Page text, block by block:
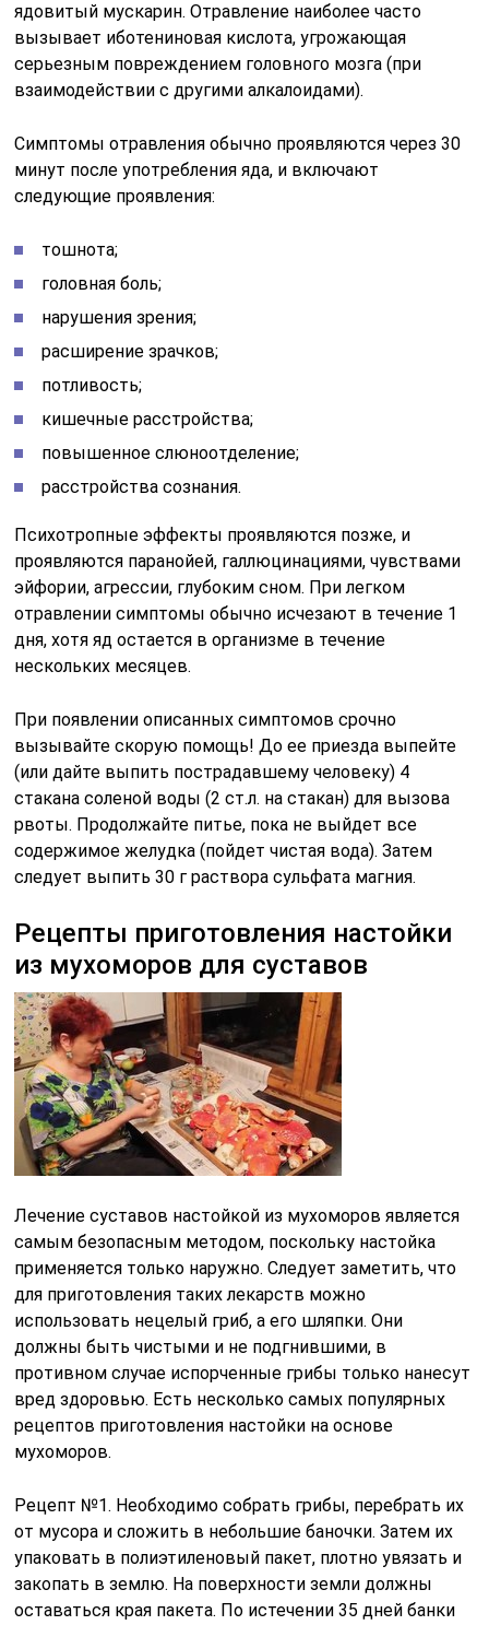
ядовитый мускарин. Отравление наиболее часто
вызывает иботениновая кислота, угрожающая
серьезным повреждением головного мозга (при
взаимодействии с другими алкалоидами).
Симптомы отравления обычно проявляются через 30
минут после употребления яда, и включают
следующие проявления:
тошнота;
головная боль;
нарушения зрения;
расширение зрачков;
потливость;
кишечные расстройства;
повышенное слюноотделение;
расстройства сознания.
Психотропные эффекты проявляются позже, и
проявляются паранойей, галлюцинациями, чувствами
эйфории, агрессии, глубоким сном. При легком
отравлении симптомы обычно исчезают в течение 1
дня, хотя яд остается в организме в течение
нескольких месяцев.
При появлении описанных симптомов срочно
вызывайте скорую помощь! До ее приезда выпейте
(или дайте выпить пострадавшему человеку) 4
стакана соленой воды (2 ст.л. на стакан) для вызова
рвоты. Продолжайте питье, пока не выйдет все
содержимое желудка (пойдет чистая вода). Затем
следует выпить 30 г раствора сульфата магния.
Рецепты приготовления настойки
из мухоморов для суставов
Лечение суставов настойкой из мухоморов является
самым безопасным методом, поскольку настойка
применяется только наружно. Следует заметить, что
для приготовления таких лекарств можно
использовать нецелый гриб, а его шляпки. Они
должны быть чистыми и не подгнившими, в
противном случае испорченные грибы только нанесут
вред здоровью. Есть несколько самых популярных
рецептов приготовления настойки на основе
мухоморов.
Рецепт №1. Необходимо собрать грибы, перебрать их
от мусора и сложить в небольшие баночки. Затем их
упаковать в полиэтиленовый пакет, плотно увязать и
закопать в землю. На поверхности земли должны
оставаться края пакета. По истечении 35 дней банки